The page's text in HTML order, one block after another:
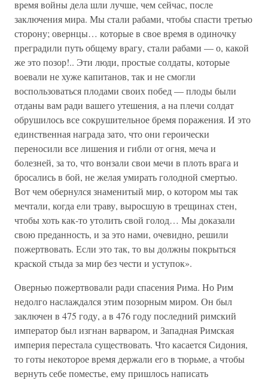
время войны дела шли лучше, чем сейчас, после
заключения мира. Мы стали рабами, чтобы спасти третью
сторону; овернцы… которые в свое время в одиночку
преградили путь общему врагу, стали рабами — о, какой
же это позор!.. Эти люди, простые солдаты, которые
воевали не хуже капитанов, так и не смогли
воспользоваться плодами своих побед — плоды были
отданы вам ради вашего утешения, а на плечи солдат
обрушилось все сокрушительное бремя поражения. И это
единственная награда зато, что они героически
переносили все лишения и гибли от огня, меча и
болезней, за то, что вонзали свои мечи в плоть врага и
бросались в бой, не желая умирать голодной смертью.
Вот чем обернулся знаменитый мир, о котором мы так
мечтали, когда ели траву, выросшую в трещинах стен,
чтобы хоть как-то утолить свой голод… Мы доказали
свою преданность, и за это нами, очевидно, решили
пожертвовать. Если это так, то вы должны покрыться
краской стыда за мир без чести и уступок».
Овернью пожертвовали ради спасения Рима. Но Рим
недолго наслаждался этим позорным миром. Он был
заключен в 475 году, а в 476 году последний римский
император был изгнан варваром, и Западная Римская
империя перестала существовать. Что касается Сидония,
то готы некоторое время держали его в тюрьме, а чтобы
вернуть себе поместье, ему пришлось написать